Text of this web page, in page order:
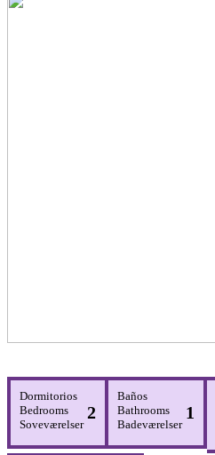
Dormitorios
Bedrooms
Soveværelser
2
Baños
Bathrooms
Badeværelser
1